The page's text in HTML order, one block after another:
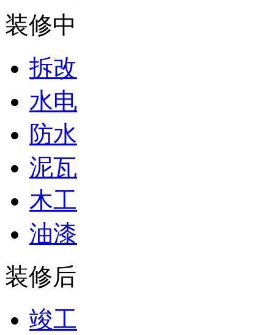
装修中
拆改
水电
防水
泥瓦
木工
油漆
装修后
竣工